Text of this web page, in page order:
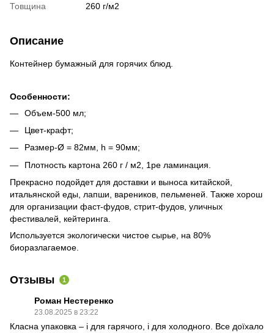
Товщина
260 г/м2
Описание
Контейнер бумажный для горячих блюд.
Особенности:
Объем-500 мл;
Цвет-крафт;
Размер-Ø = 82мм, h = 90мм;
Плотность картона 260 г / м2, 1ре ламинация.
Прекрасно подойдет для доставки и выноса китайской,
итальянской еды, лапши, вареников, пельменей. Также хорош
для организации фаст-фудов, стрит-фудов, уличных
фестивалей, кейтеринга.
Используется экологически чистое сырье, на 80%
биоразлагаемое.
Отзывы 1
Роман Нестеренко
23.08.2025 в 23:22
Класна упаковка – і для гарячого, і для холодного. Все доїхало